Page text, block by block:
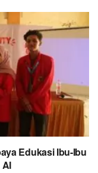
Edukasi Ibu-Ibu